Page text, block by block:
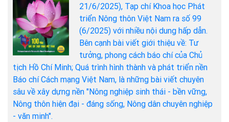
21/6/2025), Tạp chí Khoa học Phát
triển Nông thôn Việt Nam ra số 99
(6/2025) với nhiều nội dung hấp dẫn.
Bên cạnh bài viết giới thiệu về: Tư
tưởng, phong cách báo chí của Chủ
tịch Hồ Chí Minh; Quá trình hình thành và phát triển nền
Báo chí Cách mạng Việt Nam, là những bài viết chuyên
sâu về xây dựng nền "Nông nghiệp sinh thái - bền vững,
Nông thôn hiện đại - đáng sống, Nông dân chuyên nghiệp
- văn minh".